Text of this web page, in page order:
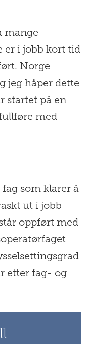
mange
er i jobb kort tid
Norge
jeg håper dette
startet på en
med
som klarer å
ut i jobb
oppført med
etter fag- og